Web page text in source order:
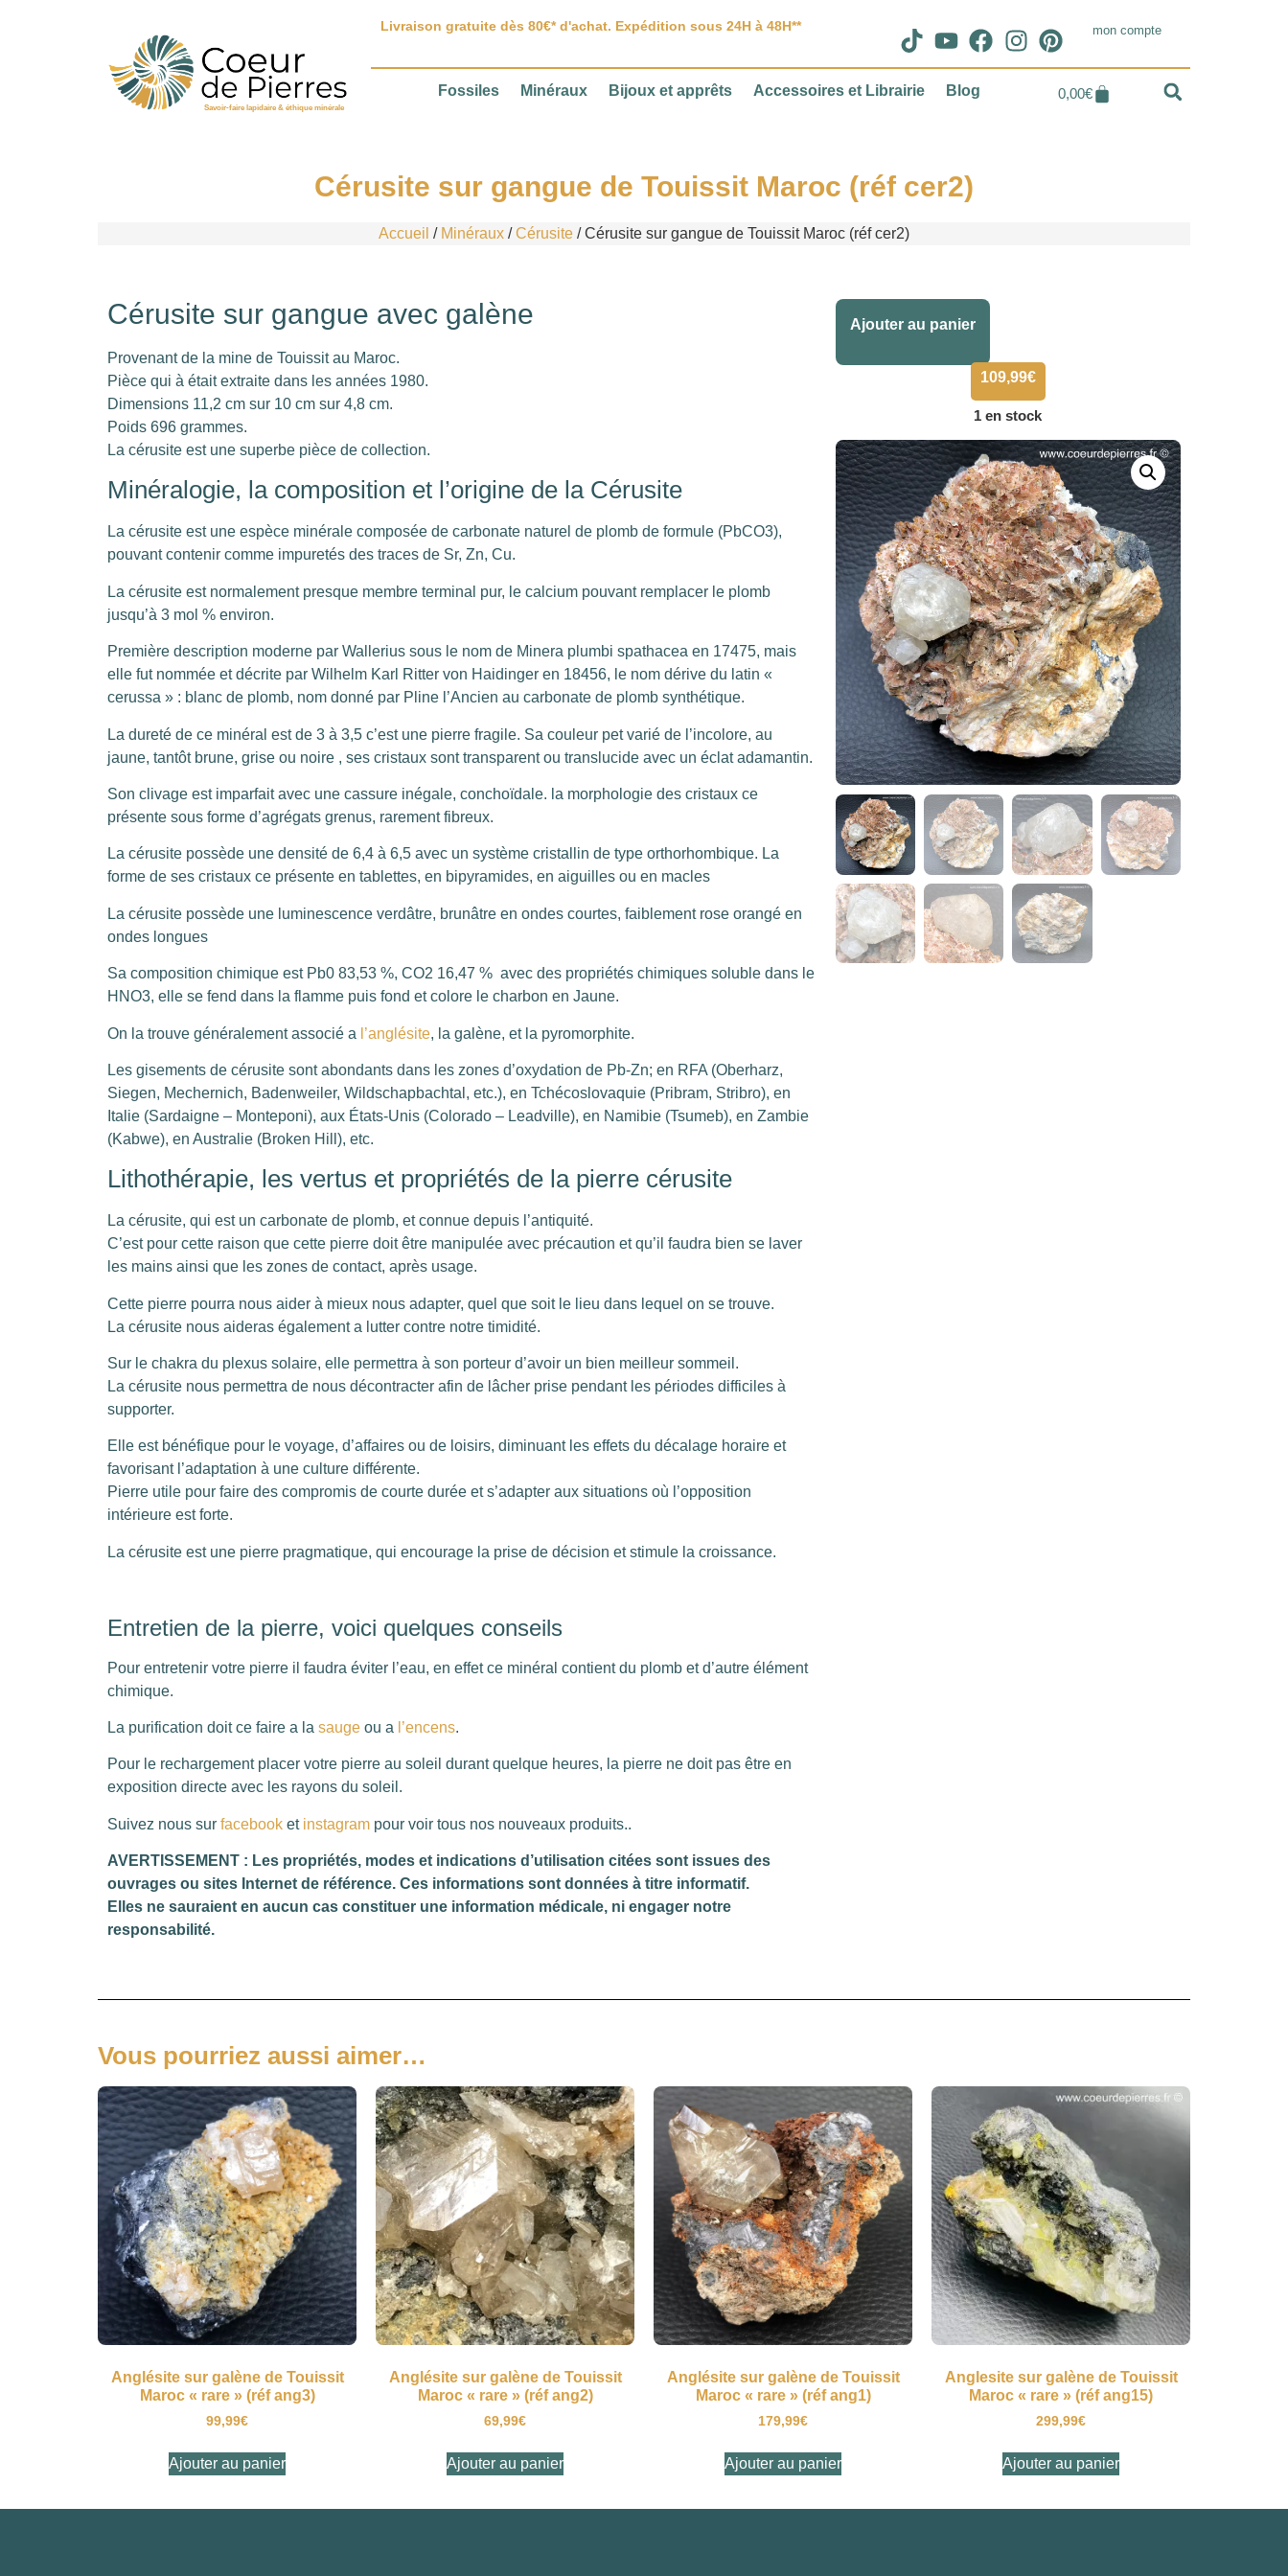
Savoir-faire lapidaire & éthique minérale
Livraison gratuite dès 80€* d'achat. Expédition sous 24H à 48H** mon compte
Fossiles Minéraux Bijoux et apprêts Accessoires et Librairie Blog 0,00€
Cérusite sur gangue de Touissit Maroc (réf cer2)
Accueil / Minéraux /Cérusite / Cérusite sur gangue de Touissit Maroc (réf cer2)
Cérusite sur gangue avec galène
Provenant de la mine de Touissit au Maroc.
Pièce qui à était extraite dans les années 1980.
Dimensions 11,2 cm sur 10 cm sur 4,8 cm.
Poids 696 grammes.
La cérusite est une superbe pièce de collection.
Minéralogie, la composition et l’origine de la Cérusite
La cérusite est une espèce minérale composée de carbonate naturel de plomb de formule (PbCO3),
pouvant contenir comme impuretés des traces de Sr, Zn, Cu.
La cérusite est normalement presque membre terminal pur, le calcium pouvant remplacer le plomb
jusqu’à 3 mol % environ.
Première description moderne par Wallerius sous le nom de Minera plumbi spathacea en 17475, mais
elle fut nommée et décrite par Wilhelm Karl Ritter von Haidinger en 18456, le nom dérive du latin «
cerussa » : blanc de plomb, nom donné par Pline l’Ancien au carbonate de plomb synthétique.
La dureté de ce minéral est de 3 à 3,5 c’est une pierre fragile. Sa couleur pet varié de l’incolore, au
jaune, tantôt brune, grise ou noire , ses cristaux sont transparent ou translucide avec un éclat adamantin.
Son clivage est imparfait avec une cassure inégale, conchoïdale. la morphologie des cristaux ce
présente sous forme d’agrégats grenus, rarement fibreux.
La cérusite possède une densité de 6,4 à 6,5 avec un système cristallin de type orthorhombique. La
forme de ses cristaux ce présente en tablettes, en bipyramides, en aiguilles ou en macles
La cérusite possède une luminescence verdâtre, brunâtre en ondes courtes, faiblement rose orangé en
ondes longues
Sa composition chimique est Pb0 83,53 %, CO2 16,47 % avec des propriétés chimiques soluble dans le
HNO3, elle se fend dans la flamme puis fond et colore le charbon en Jaune.
On la trouve généralement associé a l’anglésite, la galène, et la pyromorphite.
Les gisements de cérusite sont abondants dans les zones d’oxydation de Pb-Zn; en RFA (Oberharz,
Siegen, Mechernich, Badenweiler, Wildschapbachtal, etc.), en Tchécoslovaquie (Pribram, Stribro), en
Italie (Sardaigne – Monteponi), aux États-Unis (Colorado – Leadville), en Namibie (Tsumeb), en Zambie
(Kabwe), en Australie (Broken Hill), etc.
Lithothérapie, les vertus et propriétés de la pierre cérusite
La cérusite, qui est un carbonate de plomb, et connue depuis l’antiquité.
C’est pour cette raison que cette pierre doit être manipulée avec précaution et qu’il faudra bien se laver
les mains ainsi que les zones de contact, après usage.
Cette pierre pourra nous aider à mieux nous adapter, quel que soit le lieu dans lequel on se trouve.
La cérusite nous aideras également a lutter contre notre timidité.
Sur le chakra du plexus solaire, elle permettra à son porteur d’avoir un bien meilleur sommeil.
La cérusite nous permettra de nous décontracter afin de lâcher prise pendant les périodes difficiles à
supporter.
Elle est bénéfique pour le voyage, d’affaires ou de loisirs, diminuant les effets du décalage horaire et
favorisant l’adaptation à une culture différente.
Pierre utile pour faire des compromis de courte durée et s’adapter aux situations où l’opposition
intérieure est forte.
La cérusite est une pierre pragmatique, qui encourage la prise de décision et stimule la croissance.
Entretien de la pierre, voici quelques conseils
Pour entretenir votre pierre il faudra éviter l’eau, en effet ce minéral contient du plomb et d’autre élément
chimique.
La purification doit ce faire a la sauge ou a l’encens.
Pour le rechargement placer votre pierre au soleil durant quelque heures, la pierre ne doit pas être en
exposition directe avec les rayons du soleil.
Suivez nous sur facebook et instagram pour voir tous nos nouveaux produits..
AVERTISSEMENT : Les propriétés, modes et indications d’utilisation citées sont issues des
ouvrages ou sites Internet de référence. Ces informations sont données à titre informatif.
Elles ne sauraient en aucun cas constituer une information médicale, ni engager notre
responsabilité.
109,99€
1 en stock
Ajouter au panier
Alternative:
Vous pourriez aussi aimer…
Anglésite sur galène de Touissit
Maroc « rare » (réf ang3)
99,99€
Ajouter au panier
Anglésite sur galène de Touissit
Maroc « rare » (réf ang2)
69,99€
Ajouter au panier
Anglésite sur galène de Touissit
Maroc « rare » (réf ang1)
179,99€
Ajouter au panier
Anglesite sur galène de Touissit
Maroc « rare » (réf ang15)
299,99€
Ajouter au panier